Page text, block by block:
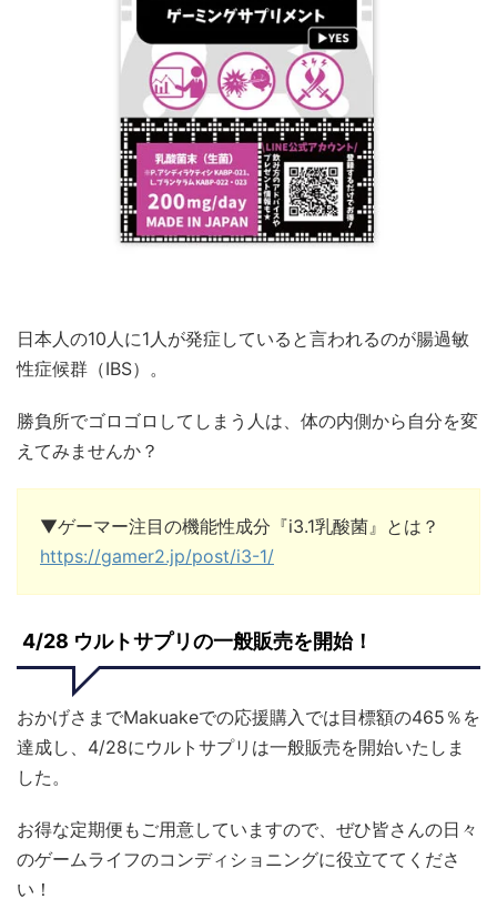
日本人の10人に1人が発症していると言われるのが腸過敏
性症候群（IBS）。
勝負所でゴロゴロしてしまう人は、体の内側から自分を変
えてみませんか？
▼ゲーマー注目の機能性成分『i3.1乳酸菌』とは？
https://gamer2.jp/post/i3-1/
4/28 ウルトサプリの一般販売を開始！
おかげさまでMakuakeでの応援購入では目標額の465％を
達成し、4/28にウルトサプリは一般販売を開始いたしま
した。
お得な定期便もご用意していますので、ぜひ皆さんの日々
のゲームライフのコンディショニングに役立ててくださ
い！